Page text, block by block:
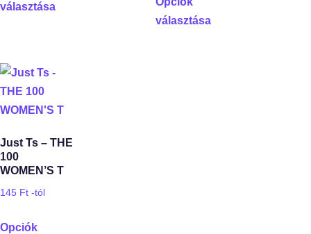
választása
választása
Just Ts – THE
100
WOMEN’S T
145 Ft -tól
Opciók